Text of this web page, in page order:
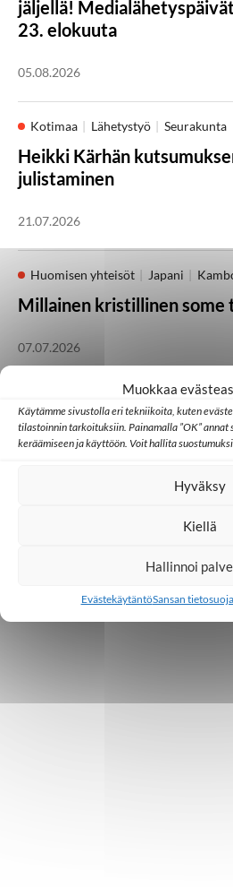
Muokkaa
Käytämme sivustolla eri tekniikoita, kuten
tilastoinnin tarkoituksiin. Painamalla ”OK” annat
keräämiseen ja käyttöön. Voit hallita
Hyväksy
Kiellä
Hallinnoi
EvästekäytäntöSansan
jäljellä!
23. elokuuta
05.08.2026
Kotimaa Lähetystyö Seurakunta
Heikki Kärhän
julistaminen
21.07.2026
Huomisen yhteisöt Japani
Millainen kristillinen some
07.07.2026
Ed Cannon: Joskus koko
yhden uuden uskovan